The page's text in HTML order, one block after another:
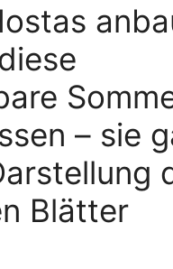
– sie
Blätter